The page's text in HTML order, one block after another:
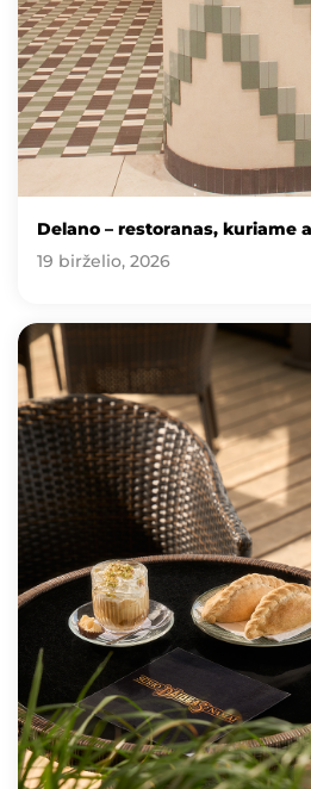
Delano – restoranas, kuriame
19 birželio, 2026